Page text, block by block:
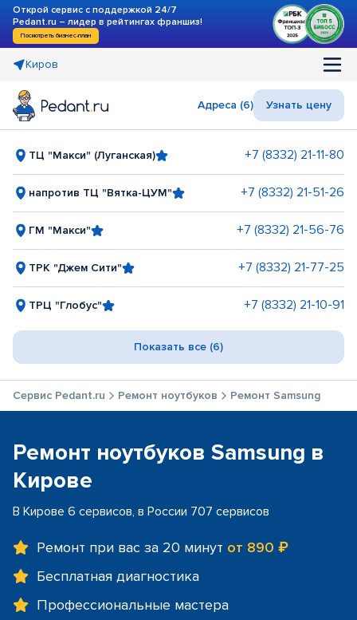
Открой сервис с поддержкой 24/7
Pedant.ru – лидер в рейтингах франшиз!
Посмотреть бизнес-план
Киров
Адреса (6) Узнать цену
ТЦ "Макси" (Луганская) +7 (8332) 21-11-80
напротив ТЦ "Вятка-ЦУМ" +7 (8332) 21-51-26
ГМ "Макси" +7 (8332) 21-56-76
ТРК "Джем Сити" +7 (8332) 21-77-25
ТРЦ "Глобус" +7 (8332) 21-10-91
Показать все (6)
Сервис Pedant.ru Ремонт ноутбуков Ремонт Samsung
Ремонт ноутбуков Samsung в
Кирове
В Кирове 6 сервисов, в России 707 сервисов
Ремонт при вас за 20 минут от 890 ₽
Бесплатная диагностика
Профессиональные мастера